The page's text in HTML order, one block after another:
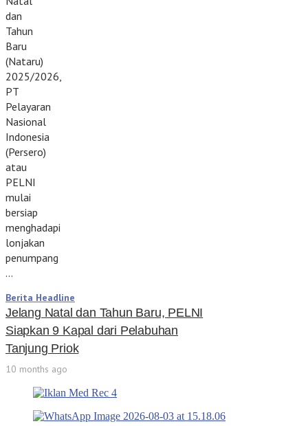
dan
Tahun
Baru
(Nataru)
2025/2026,
PT
Pelayaran
Nasional
Indonesia
(Persero)
atau
PELNI
mulai
bersiap
menghadapi
lonjakan
penumpang
…
Berita Headline
Jelang Natal dan Tahun Baru, PELNI
Siapkan 9 Kapal dari Pelabuhan
Tanjung Priok
10 months ago